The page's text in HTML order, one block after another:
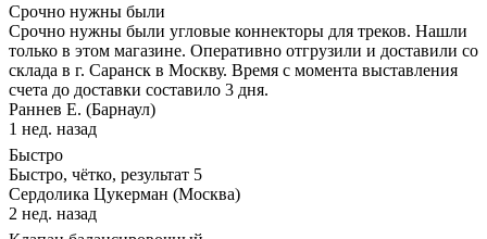
Срочно нужны были
Срочно нужны были угловые коннекторы для треков. Нашли
только в этом магазине. Оперативно отгрузили и доставили со
склада в г. Саранск в Москву. Время с момента выставления
счета до доставки составило 3 дня.
Раннев Е. (Барнаул)
1 нед. назад
Быстро
Быстро, чётко, результат 5
Сердолика Цукерман (Москва)
2 нед. назад